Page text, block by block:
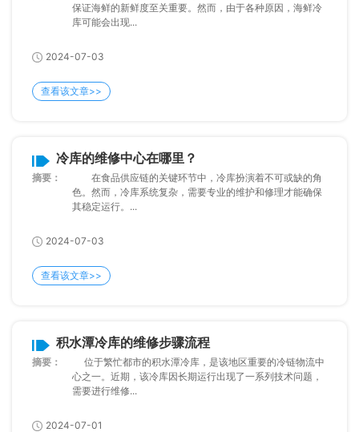
保证海鲜的新鲜度至关重要。然而，由于各种原因，海鲜冷
库可能会出现...
2024-07-03
查看该文章>>
冷库的维修中心在哪里？
摘要：
在食品供应链的关键环节中，冷库扮演着不可或缺的角
色。然而，冷库系统复杂，需要专业的维护和修理才能确保
其稳定运行。...
2024-07-03
查看该文章>>
积水潭冷库的维修步骤流程
摘要：
位于繁忙都市的积水潭冷库，是该地区重要的冷链物流中
心之一。近期，该冷库因长期运行出现了一系列技术问题，
需要进行维修...
2024-07-01